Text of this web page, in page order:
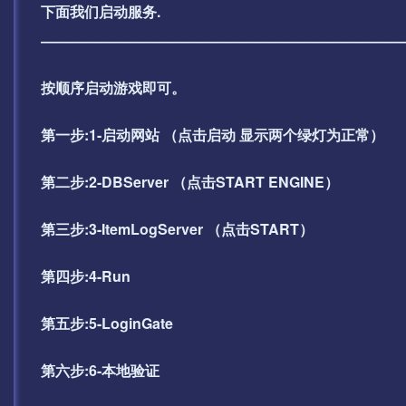
下面我们启动服务.
按顺序启动游戏即可。
第一步:1-启动网站 （点击启动 显示两个绿灯为正常）
第二步:2-DBServer （点击START ENGINE）
第三步:3-ItemLogServer （点击START）
第四步:4-Run
第五步:5-LoginGate
第六步:6-本地验证